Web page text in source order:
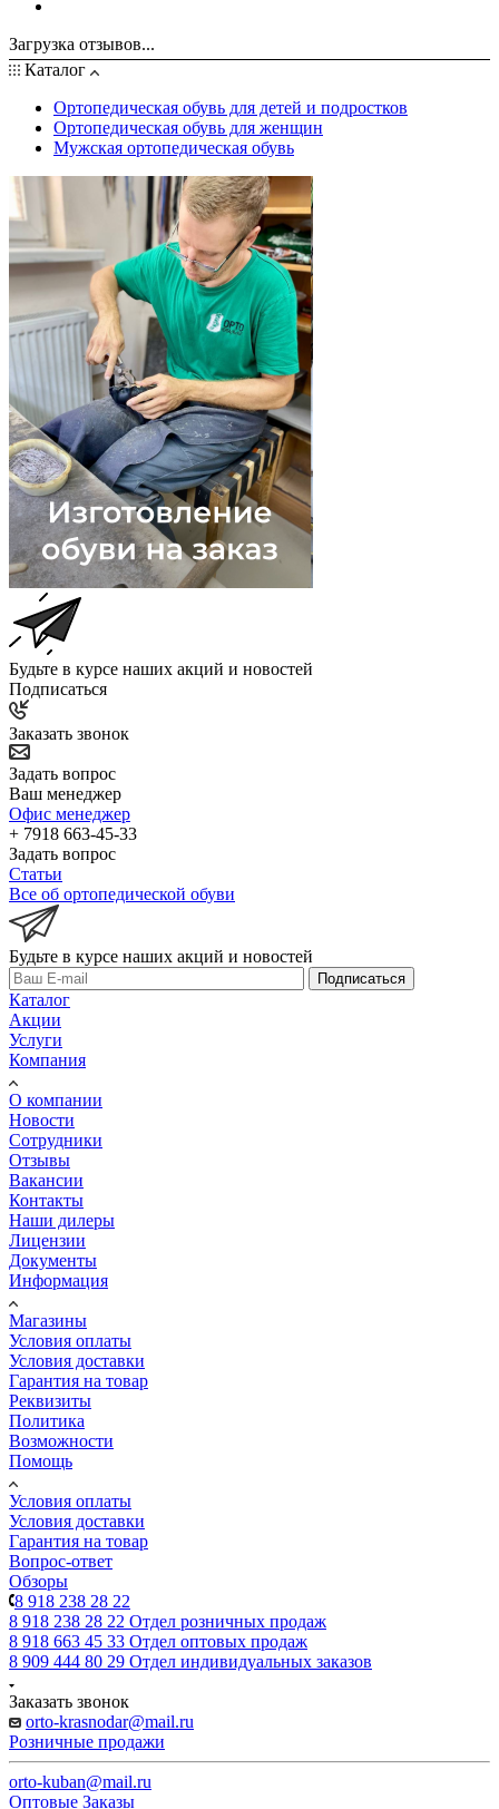
Загрузка отзывов...
Каталог
Ортопедическая обувь для детей и подростков
Ортопедическая обувь для женщин
Мужская ортопедическая обувь
Будьте в курсе наших акций и новостей
Подписаться
Заказать звонок
Задать вопрос
Ваш менеджер
Офис менеджер
+ 7918 663-45-33
Задать вопрос
Статьи
Все об ортопедической обуви
Будьте в курсе наших акций и новостей
Подписаться
Каталог
Акции
Услуги
Компания
О компании
Новости
Сотрудники
Отзывы
Вакансии
Контакты
Наши дилеры
Лицензии
Документы
Информация
Магазины
Условия оплаты
Условия доставки
Гарантия на товар
Реквизиты
Политика
Возможности
Помощь
Условия оплаты
Условия доставки
Гарантия на товар
Вопрос-ответ
Обзоры
8 918 238 28 22
8 918 238 28 22 Отдел розничных продаж
8 918 663 45 33 Отдел оптовых продаж
8 909 444 80 29 Отдел индивидуальных заказов
Заказать звонок
orto-krasnodar@mail.ru
Розничные продажи
orto-kuban@mail.ru
Оптовые Заказы